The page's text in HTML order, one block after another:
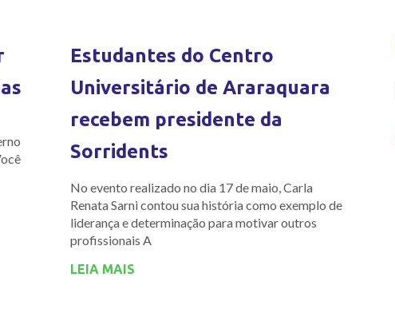
Estudantes do Centro
Universitário de Araraquara
recebem presidente da
Sorridents
No evento realizado no dia 17 de maio, Carla
Renata Sarni contou sua história como exemplo de
liderança e determinação para motivar outros
profissionais A
LEIA MAIS